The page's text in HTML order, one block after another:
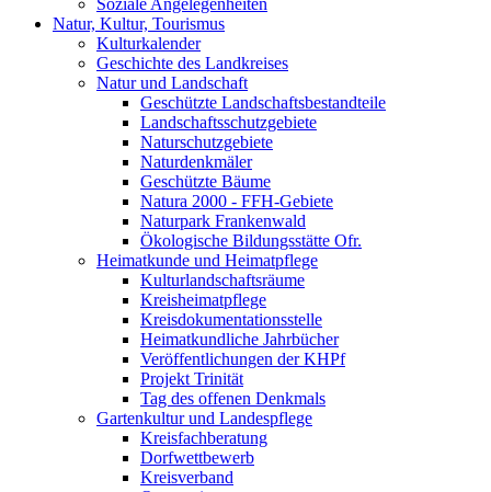
Soziale Angelegenheiten
Natur, Kultur, Tourismus
Kulturkalender
Geschichte des Landkreises
Natur und Landschaft
Geschützte Landschaftsbestandteile
Landschaftsschutzgebiete
Naturschutzgebiete
Naturdenkmäler
Geschützte Bäume
Natura 2000 - FFH-Gebiete
Naturpark Frankenwald
Ökologische Bildungsstätte Ofr.
Heimatkunde und Heimatpflege
Kulturlandschaftsräume
Kreisheimatpflege
Kreisdokumentationsstelle
Heimatkundliche Jahrbücher
Veröffentlichungen der KHPf
Projekt Trinität
Tag des offenen Denkmals
Gartenkultur und Landespflege
Kreisfachberatung
Dorfwettbewerb
Kreisverband